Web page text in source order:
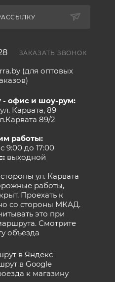
ЗАКАЗАТЬ ЗВОНОК
(для оптовых
- офис и шоу-рум:
Карвата, 89
89/2
работы:
с 9:00 до 17:00
выходной
ул. Карвата
работы,
Проехать к
со стороны МКАД.
это при
Смотрите
объезда
в Яндекс
в Google
к магазину